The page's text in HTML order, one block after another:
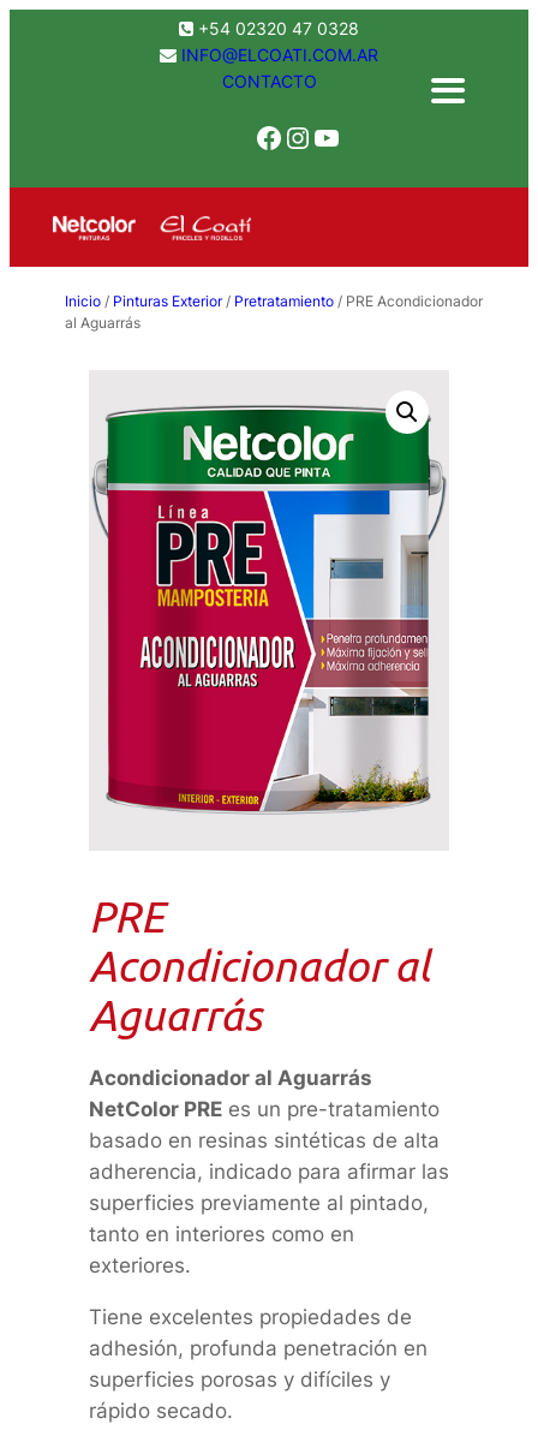
+54 02320 47 0328
INFO@ELCOATI.COM.AR
CONTACTO
Facebook Instagram YouTube
Inicio/ Pinturas Exterior/ Pretratamiento/ PRE Acondicionador
al Aguarrás
PRE
Acondicionador al
Aguarrás
Acondicionador al Aguarrás
NetColor PREes un pre-tratamiento
basado en resinas sintéticas de alta
adherencia, indicado para afirmar las
superficies previamente al pintado,
tanto en interiores como en
exteriores.
Tiene excelentes propiedades de
adhesión, profunda penetración en
superficies porosas y difíciles y
rápido secado.